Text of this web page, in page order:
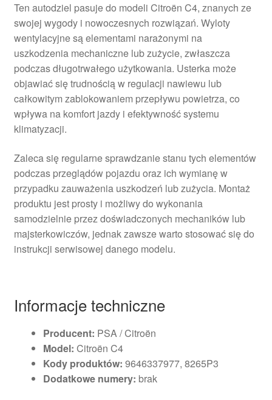
Ten autodziel pasuje do modeli Citroën C4, znanych ze
swojej wygody i nowoczesnych rozwiązań. Wyloty
wentylacyjne są elementami narażonymi na
uszkodzenia mechaniczne lub zużycie, zwłaszcza
podczas długotrwałego użytkowania. Usterka może
objawiać się trudnością w regulacji nawiewu lub
całkowitym zablokowaniem przepływu powietrza, co
wpływa na komfort jazdy i efektywność systemu
klimatyzacji.
Zaleca się regularne sprawdzanie stanu tych elementów
podczas przeglądów pojazdu oraz ich wymianę w
przypadku zauważenia uszkodzeń lub zużycia. Montaż
produktu jest prosty i możliwy do wykonania
samodzielnie przez doświadczonych mechaników lub
majsterkowiczów, jednak zawsze warto stosować się do
instrukcji serwisowej danego modelu.
Informacje techniczne
Producent: PSA / Citroën
Model: Citroën C4
Kody produktów: 9646337977, 8265P3
Dodatkowe numery: brak